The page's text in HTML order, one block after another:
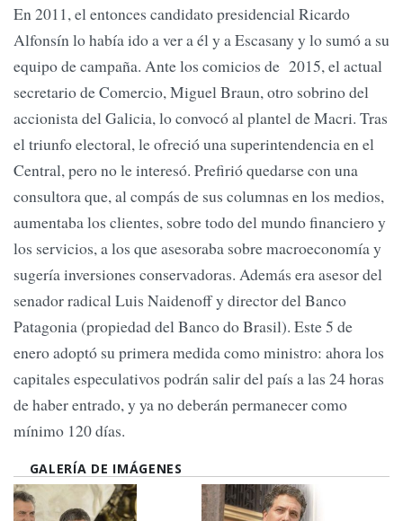
En 2011, el entonces candidato presidencial Ricardo
Alfonsín lo había ido a ver a él y a Escasany y lo sumó a su
equipo de campaña. Ante los comicios de 2015, el actual
secretario de Comercio, Miguel Braun, otro sobrino del
accionista del Galicia, lo convocó al plantel de Macri. Tras
el triunfo electoral, le ofreció una superintendencia en el
Central, pero no le interesó. Prefirió quedarse con una
consultora que, al compás de sus columnas en los medios,
aumentaba los clientes, sobre todo del mundo financiero y
los servicios, a los que asesoraba sobre macroeconomía y
sugería inversiones conservadoras. Además era asesor del
senador radical Luis Naidenoff y director del Banco
Patagonia (propiedad del Banco do Brasil). Este 5 de
enero adoptó su primera medida como ministro: ahora los
capitales especulativos podrán salir del país a las 24 horas
de haber entrado, y ya no deberán permanecer como
mínimo 120 días.
GALERÍA DE IMÁGENES